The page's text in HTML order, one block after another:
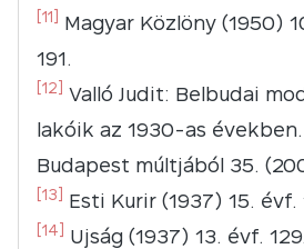
[11]
Magyar Közlöny (1950)
191.
[12]
Valló Judit: Belbudai
lakóik az 1930-as
Budapest múltjából 35.
[13] Esti Kurir (1937) 15. évf.
[14] Ujság (1937) 13. évf.